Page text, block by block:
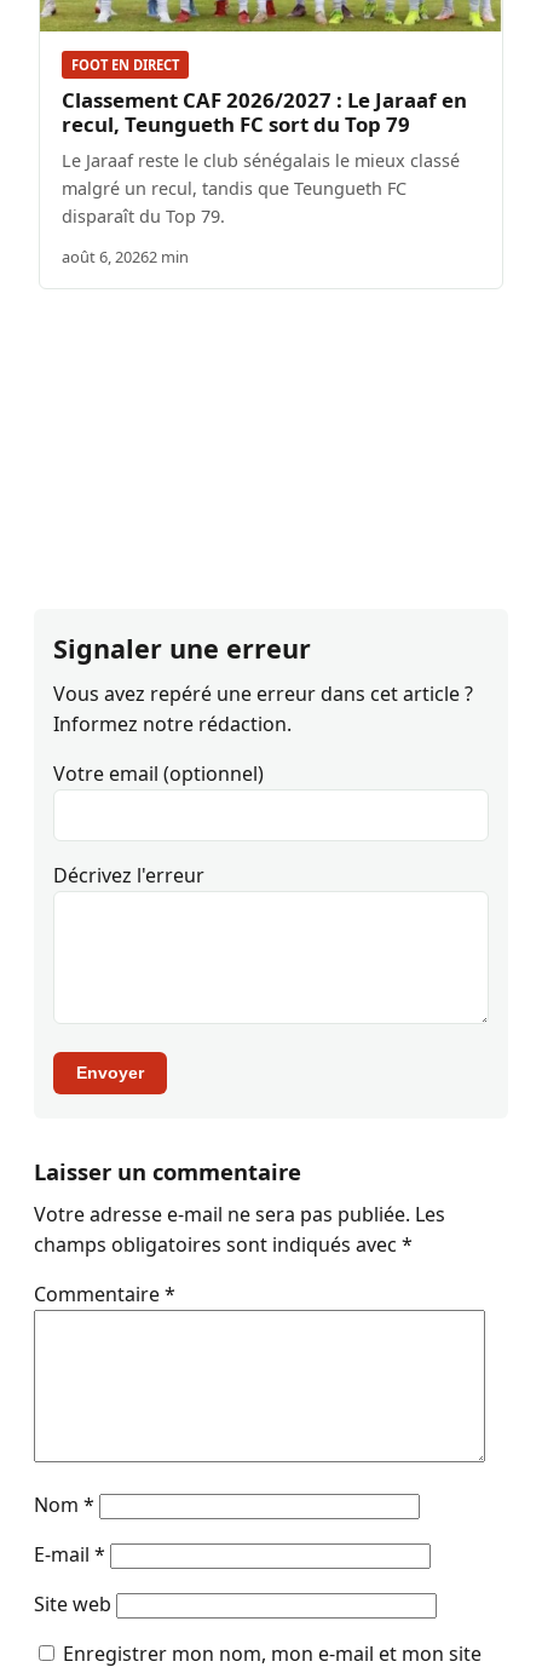
FOOT EN DIRECT
Classement CAF 2026/2027 : Le Jaraaf en
recul, Teungueth FC sort du Top 79
Le Jaraaf reste le club sénégalais le mieux classé
malgré un recul, tandis que Teungueth FC
disparaît du Top 79.
août 6, 20262 min
Signaler une erreur
Vous avez repéré une erreur dans cet article ?
Informez notre rédaction.
Votre email (optionnel)
Décrivez l'erreur
Envoyer
Laisser un commentaire
Votre adresse e-mail ne sera pas publiée. Les
champs obligatoires sont indiqués avec *
Commentaire*
Nom *
E-mail *
Site web
Enregistrer mon nom, mon e-mail et mon site